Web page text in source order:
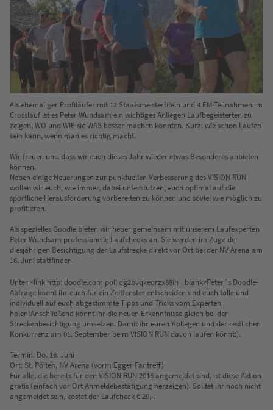
Als ehemaliger Profiläufer mit 12 Staatsmeistertiteln und 4 EM-Teilnahmen im
Crosslauf ist es Peter Wundsam ein wichtiges Anliegen Laufbegeisterten zu
zeigen, WO und WIE sie WAS besser machen könnten. Kurz: wie schön Laufen
sein kann, wenn man es richtig macht.
Wir freuen uns, dass wir euch dieses Jahr wieder etwas Besonderes anbieten
können.
Neben einige Neuerungen zur punktuellen Verbesserung des VISION RUN
wollen wir euch, wie immer, dabei unterstützen, euch optimal auf die
sportliche Herausforderung vorbereiten zu können und soviel wie möglich zu
profitieren.
Als spezielles Goodie bieten wir heuer gemeinsam mit unserem Laufexperten
Peter Wundsam professionelle Laufchecks an. Sie werden im Zuge der
diesjährigen Besichtigung der Laufstrecke direkt vor Ort bei der NV Arena am
16. Juni stattfinden.
Unter <link http: doodle.com poll dg2bvqkeqrzx88ih _blank>Peter´s Doodle-
Abfrage könnt ihr euch für ein Zeitfenster entscheiden und euch tolle und
individuell auf euch abgestimmte Tipps und Tricks vom Experten
holen!Anschließend könnt ihr die neuen Erkenntnisse gleich bei der
Streckenbesichtigung umsetzen. Damit ihr euren Kollegen und der restlichen
Konkurrenz am 01. September beim VISION RUN davon laufen könnt:).
Termin: Do. 16. Juni
Ort: St. Pölten, NV Arena (vorm Egger Fantreff)
Für alle, die bereits für den VISION RUN 2016 angemeldet sind, ist diese Aktion
gratis (einfach vor Ort Anmeldebestätigung herzeigen). Solltet ihr noch nicht
angemeldet sein, kostet der Laufcheck € 20,-.